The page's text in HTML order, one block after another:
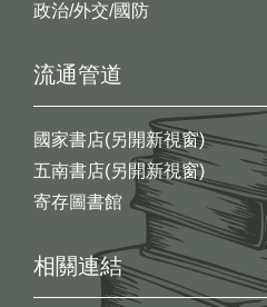
政治/外交/國防
流通管道
國家書店(另開新視窗)
五南書店(另開新視窗)
寄存圖書館
相關連結